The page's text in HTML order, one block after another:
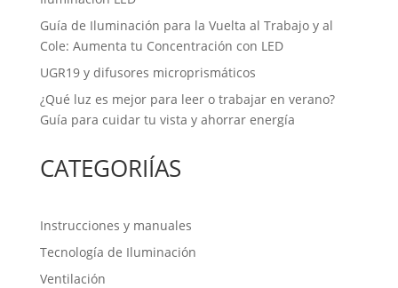
Guía de Iluminación para la Vuelta al Trabajo y al
Cole: Aumenta tu Concentración con LED
UGR19 y difusores microprismáticos
¿Qué luz es mejor para leer o trabajar en verano?
Guía para cuidar tu vista y ahorrar energía
CATEGORIÍAS
Instrucciones y manuales
Tecnología de Iluminación
Ventilación